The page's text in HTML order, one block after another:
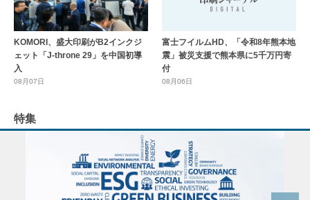
KOMORI、盛大印刷がB2インクジ
ェット「J-throne 29」を中国初導
入
08月07日
富士フイルムHD、「令和8年熊本地
震」被災支援で熊本県に5千万円寄
付
08月06日
特集